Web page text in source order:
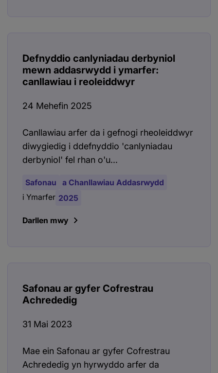
Defnyddio canlyniadau derbyniol
mewn addasrwydd i ymarfer:
canllawiau i reoleiddwyr
24 Mehefin 2025
Canllawiau arfer da i gefnogi rheoleiddwyr
diwygiedig i ddefnyddio 'canlyniadau
derbyniol' fel rhan o'u...
Safonau
a Chanllawiau Addasrwydd
i Ymarfer 2025
Darllen mwy
Safonau ar gyfer Cofrestrau
Achrededig
31 Mai 2023
Mae ein Safonau ar gyfer Cofrestrau
Achrededig yn hyrwyddo arfer da